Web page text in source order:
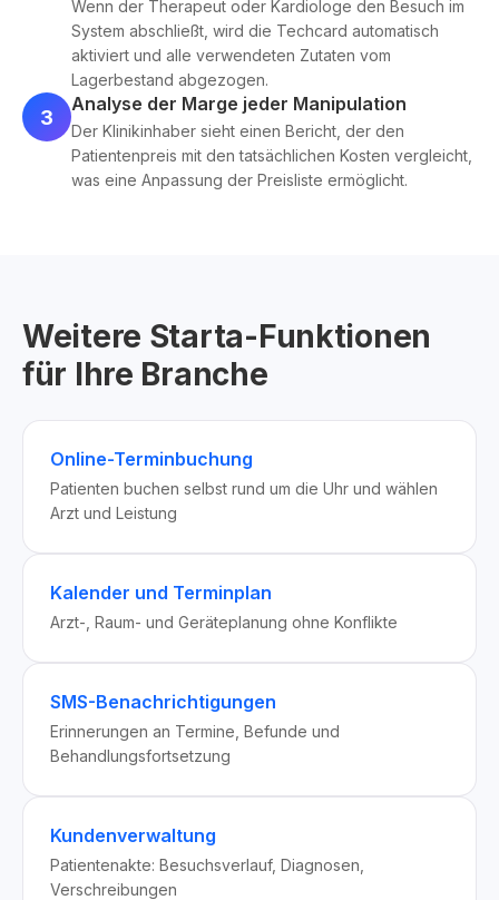
Wenn der Therapeut oder Kardiologe den Besuch im
System abschließt, wird die Techcard automatisch
aktiviert und alle verwendeten Zutaten vom
Lagerbestand abgezogen.
3
Analyse der Marge jeder Manipulation
Der Klinikinhaber sieht einen Bericht, der den
Patientenpreis mit den tatsächlichen Kosten vergleicht,
was eine Anpassung der Preisliste ermöglicht.
Weitere Starta-Funktionen
für Ihre Branche
Online-Terminbuchung
Patienten buchen selbst rund um die Uhr und wählen
Arzt und Leistung
Kalender und Terminplan
Arzt-, Raum- und Geräteplanung ohne Konflikte
SMS-Benachrichtigungen
Erinnerungen an Termine, Befunde und
Behandlungsfortsetzung
Kundenverwaltung
Patientenakte: Besuchsverlauf, Diagnosen,
Verschreibungen